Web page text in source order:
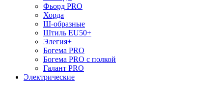
Фьорд PRO
Хорда
Ш-образные
Штиль EU50+
Элегия+
Богема PRO
Богема PRO с полкой
Галант PRO
Электрические